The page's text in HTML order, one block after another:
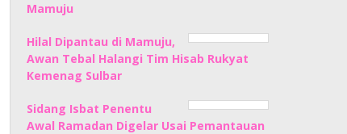
Mamuju
Hilal Dipantau di Mamuju,
Awan Tebal Halangi Tim Hisab Rukyat
Kemenag Sulbar
Sidang Isbat Penentu
Awal Ramadan Digelar Usai Pemantauan